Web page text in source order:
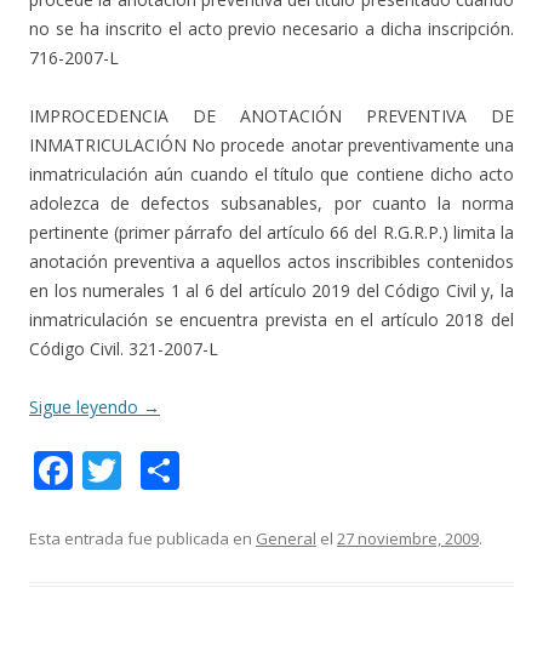
no se ha inscrito el acto previo necesario a dicha inscripción.
716-2007-L
IMPROCEDENCIA DE ANOTACIÓN PREVENTIVA DE
INMATRICULACIÓN No procede anotar preventivamente una
inmatriculación aún cuando el título que contiene dicho acto
adolezca de defectos subsanables, por cuanto la norma
pertinente (primer párrafo del artículo 66 del R.G.R.P.) limita la
anotación preventiva a aquellos actos inscribibles contenidos
en los numerales 1 al 6 del artículo 2019 del Código Civil y, la
inmatriculación se encuentra prevista en el artículo 2018 del
Código Civil. 321-2007-L
Sigue leyendo →
F
e
T
itt m
Esta entrada fue publicada en General el 27 noviembre, 2009.